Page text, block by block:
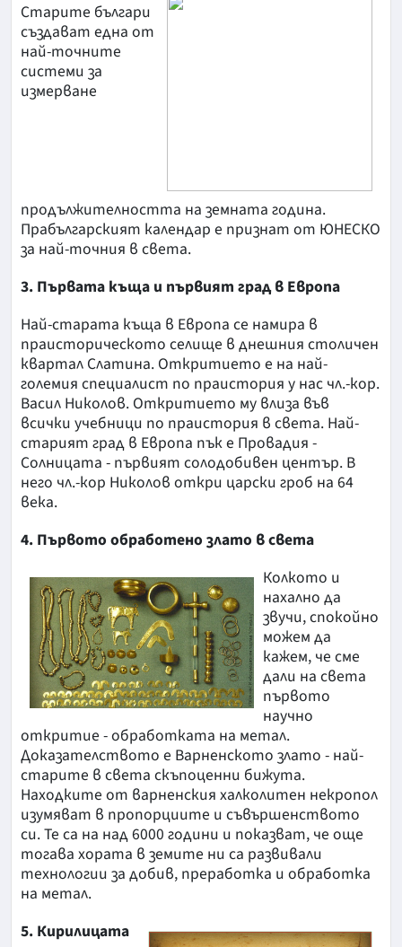
Старите българи
създават една от
най-точните
системи за
измерване
продължителността на земната година.
Прабългарският календар е признат от ЮНЕСКО
за най-точния в света.
3. Първата къща и първият град в Европа
Най-старата къща в Европа се намира в
праисторическото селище в днешния столичен
квартал Слатина. Откритието е на най-
големия специалист по праистория у нас чл.-кор.
Васил Николов. Откритието му влиза във
всички учебници по праистория в света. Най-
старият град в Европа пък е Провадия -
Солницата - първият солодобивен център. В
него чл.-кор Николов откри царски гроб на 64
века.
4. Първото обработено злато в света
Колкото и
нахално да
звучи, спокойно
можем да
кажем, че сме
дали на света
първото
научно
откритие - обработката на метал.
Доказателството е Варненското злато - най-
старите в света скъпоценни бижута.
Находките от варненския халколитен некропол
изумяват в пропорциите и съвършенството
си. Те са на над 6000 години и показват, че още
тогава хората в земите ни са развивали
технологии за добив, преработка и обработка
на метал.
5. Кирилицата